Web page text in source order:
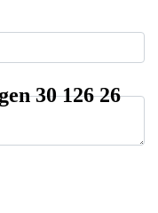
30 126 26